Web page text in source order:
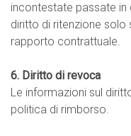
incontestate passate
diritto di ritenzione
rapporto contrattuale.
6. Diritto di revoca
Le informazioni sul
politica di rimborso.